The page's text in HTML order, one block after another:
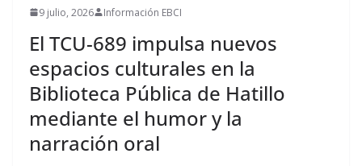
9 julio, 2026 Información EBCI
El TCU-689 impulsa nuevos
espacios culturales en la
Biblioteca Pública de Hatillo
mediante el humor y la
narración oral